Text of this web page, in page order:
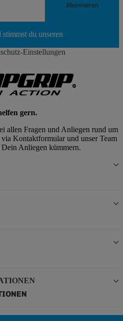
Abonnieren
du unseren
Einstellungen
gern.
allen Fragen und Anliegen rund um
Kontaktformular und unser Team
Anliegen kümmern.